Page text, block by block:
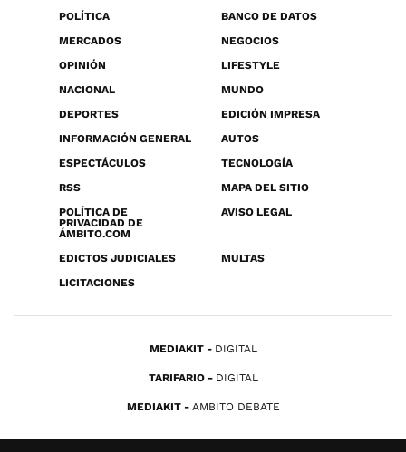
POLÍTICA
BANCO DE DATOS
MERCADOS
NEGOCIOS
OPINIÓN
LIFESTYLE
NACIONAL
MUNDO
DEPORTES
EDICIÓN IMPRESA
INFORMACIÓN GENERAL
AUTOS
ESPECTÁCULOS
TECNOLOGÍA
RSS
MAPA DEL SITIO
POLÍTICA DE
PRIVACIDAD DE
ÁMBITO.COM
AVISO LEGAL
EDICTOS JUDICIALES
MULTAS
LICITACIONES
MEDIAKIT DIGITAL
TARIFARIO DIGITAL
MEDIAKIT AMBITO DEBATE